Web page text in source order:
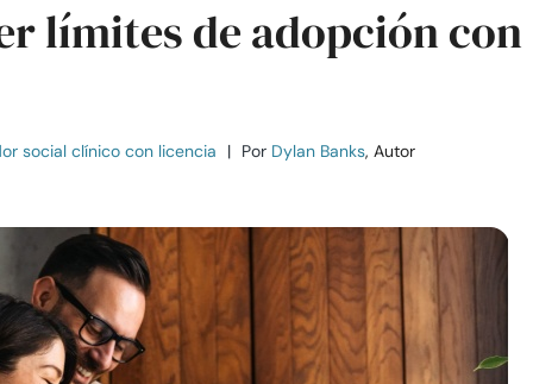
límites de adopción con
social clínico con licencia | Por Dylan Banks, Autor